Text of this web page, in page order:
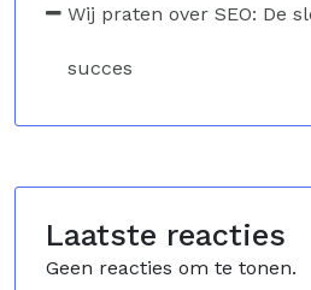
Wij praten over SEO: De
succes
Laatste reacties
Geen reacties om te tonen.